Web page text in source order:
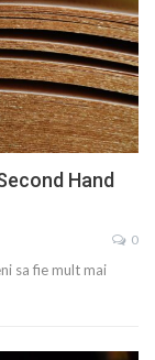
Hand
0
sa fie mult mai